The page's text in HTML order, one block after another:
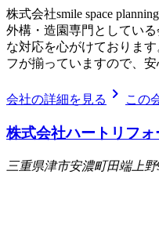
株式会社smile space
外構・造園専門としてい
な対応を心がけておりま
フが揃っていますので、安
会社の詳細を見る chevron_right この
株式会社ハートリフォ
三重県津市安濃町田端上野